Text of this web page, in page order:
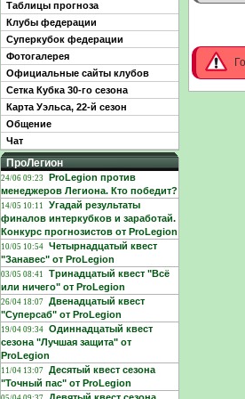
Таблицы прогноза
Клубы федерации
Суперкубок федерации
Фотогалерея
Официальные сайты клубов
Сетка Кубка 30-го сезона
Карта Уэльса, 22-й сезон
Общение
Чат
ПроЛегион
24/06 09:23
ProLegion против
менеджеров Легиона. Кто победит?
14/05 10:11
Угадай результаты
финалов интеркубков и заработай.
Конкурс прогнозистов от ProLegion
10/05 10:54 Четырнадцатый квест
"Занавес" от ProLegion
03/05 08:41
Тринадцатый квест "Всё
или ничего" от ProLegion
26/04 18:07 Двенадцатый квест
"Суперсаб" от ProLegion
19/04 09:34 Одиннадцатый квест
сезона "Лучшая защита" от
ProLegion
11/04 13:07 Десятый квест сезона
"Точный пас" от ProLegion